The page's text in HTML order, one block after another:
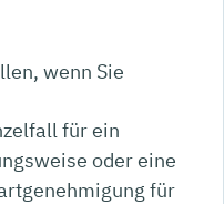
wenn Sie
für ein
oder eine
für